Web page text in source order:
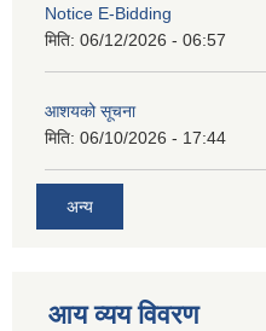
Notice E-Bidding
मिति: 06/12/2026 - 06:57
आशयको सूचना
मिति: 06/10/2026 - 17:44
अन्य
आय व्यय विवरण